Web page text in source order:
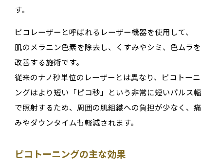
す。
ピコレーザーと呼ばれるレーザー機器を使用して、
肌のメラニン色素を除去し、くすみやシミ、色ムラを
改善する施術です。
従来のナノ秒単位のレーザーとは異なり、ピコトーニ
ングはより短い「ピコ秒」という非常に短いパルス幅
で照射するため、周囲の肌組織への負担が少なく、痛
みやダウンタイムも軽減されます。
ピコトーニングの主な効果